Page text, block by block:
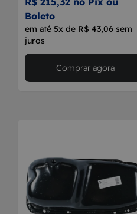
Boleto
em até 5x de R$ 43,06 sem
juros
Comprar agora